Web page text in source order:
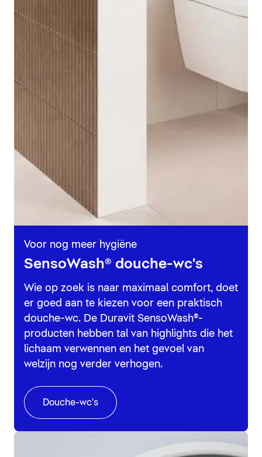
Voor nog meer hygiëne
SensoWash® douche-wc's
Wie op zoek is naar maximaal comfort, doet
er goed aan te kiezen voor een praktisch
douche-wc. De Duravit SensoWash®-
producten hebben tal van highlights die het
lichaam verwennen en het gevoel van
welzijn nog verder verhogen.
Douche-wc's